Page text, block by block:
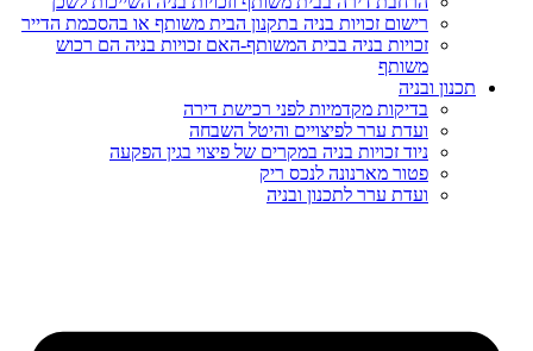
רישום זכויות בניה בתקנון הבית משותף או בהסכמת הדייר
זכויות בניה בבית המשותף-האם זכויות בניה הם רכוש
משותף
תכנון ובניה
בדיקות מקדמיות לפני רכישת דירה
ועדת ערר לפיצויים והיטל השבחה
ניוד זכויות בניה במקרים של פיצוי בגין הפקעה
פטור מארנונה לנכס ריק
ועדת ערר לתכנון ובניה